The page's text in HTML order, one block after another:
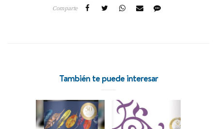
Comparte
También te puede interesar